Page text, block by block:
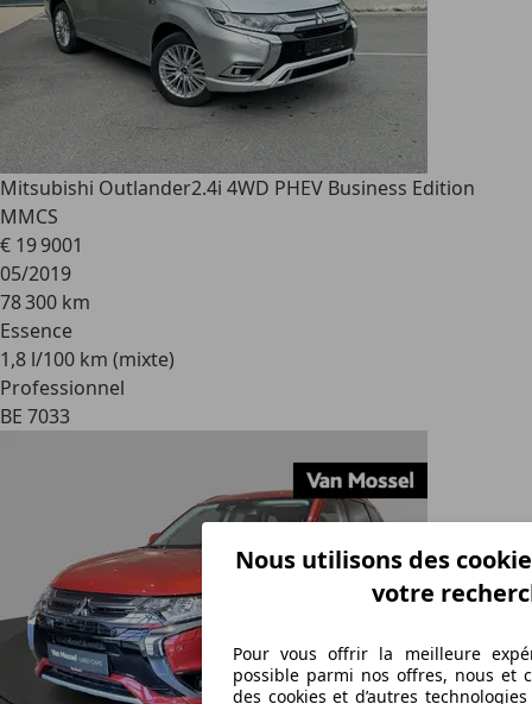
Nous utilisons des
votre
Pour vous offrir la meilleure
possible parmi nos offres, nous et
des cookies et d’autres
Mitsubishi Outlander2.4i 4WD PHEV Business Edition
MMCS
€ 19 9001
05/2019
78 300 km
Essence
1,8 l/100 km (mixte)
Professionnel
BE 7033